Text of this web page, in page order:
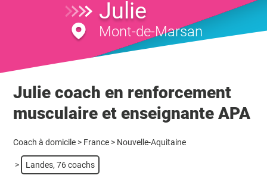
Julie
Mont-de-Marsan
Julie coach en renforcement
musculaire et enseignante APA
Coach à domicile > France > Nouvelle-Aquitaine
> Landes, 76 coachs